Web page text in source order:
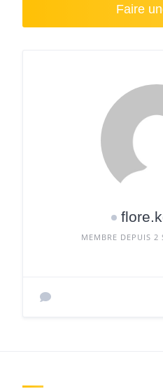
Faire
MEMBRE DEPUIS 2